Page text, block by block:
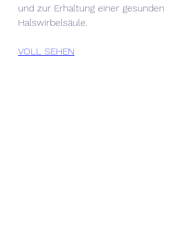
und zur Erhaltung einer gesunden
Halswirbelsäule.
VOLL SEHEN